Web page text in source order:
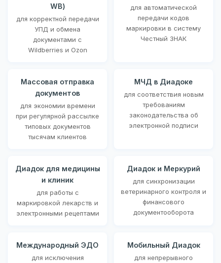
WB)
для корректной передачи
УПД и обмена
документами с
Wildberries и Ozon
для автоматической
передачи кодов
маркировки в систему
Честный ЗНАК
Массовая отправка
документов
для экономии времени
при регулярной рассылке
типовых документов
тысячам клиентов
МЧД в Диадоке
для соответствия новым
требованиям
законодательства об
электронной подписи
Диадок для медицины
и клиник
для работы с
маркировкой лекарств и
электронными рецептами
Диадок и Меркурий
для синхронизации
ветеринарного контроля и
финансового
документооборота
Международный ЭДО
для исключения
Мобильный Диадок
для непрерывного